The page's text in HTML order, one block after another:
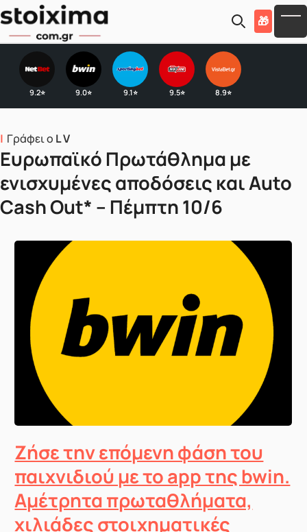
Skip to main content
🎁
9.2⭐ 9.0⭐ 9.1⭐ 9.5⭐ 8.9⭐
Γράφει ο L V
Ευρωπαϊκό Πρωτάθλημα με
ενισχυμένες αποδόσεις και Auto
Cash Out* – Πέμπτη 10/6
Ζήσε την επόμενη φάση του
παιχνιδιού με το app της bwin.
Αμέτρητα πρωταθλήματα,
χιλιάδες στοιχηματικές